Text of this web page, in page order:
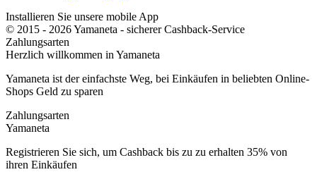
Installieren Sie unsere mobile App
© 2015 - 2026 Yamaneta - sicherer Cashback-Service
Zahlungsarten
Herzlich willkommen in Yamaneta
Yamaneta ist der einfachste Weg, bei Einkäufen in beliebten Online-
Shops Geld zu sparen
Zahlungsarten
Yamaneta
Registrieren Sie sich, um Cashback bis zu zu erhalten 35% von
ihren Einkäufen